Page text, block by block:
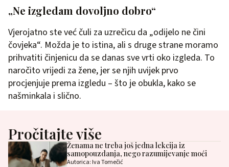
„Ne izgledam dovoljno dobro“
Vjerojatno ste već čuli za uzrečicu da „odijelo ne čini
čovjeka“. Možda je to istina, ali s druge strane moramo
prihvatiti činjenicu da se danas sve vrti oko izgleda. To
naročito vrijedi za žene, jer se njih uvijek prvo
procjenjuje prema izgledu – što je obukla, kako se
našminkala i slično.
Pročitajte više
Ženama ne treba još jedna lekcija iz
samopouzdanja, nego razumijevanje moći
Autorica: Iva Tomečić